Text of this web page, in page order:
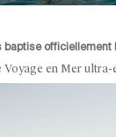
baptise officiellement
Voyage en Mer ultra-